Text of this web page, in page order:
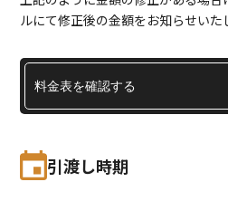
ルにて修正後の金額をお知らせいた
料金表を確認する
引渡し時期